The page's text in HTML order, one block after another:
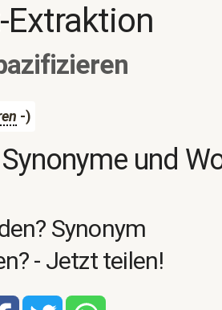
Extraktion
-)
und
Synonym
- Jetzt teilen!